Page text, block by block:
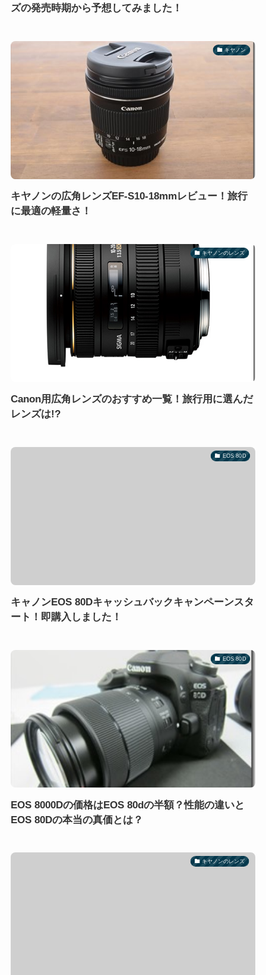
ズの発売時期から予想してみました！
キヤノン
キヤノンの広角レンズEF-S10-18mmレビュー！旅行
に最適の軽量さ！
キヤノンのレンズ
Canon用広角レンズのおすすめ一覧！旅行用に選んだ
レンズは!?
EOS 80D
キャノンEOS 80Dキャッシュバックキャンペーンスタ
ート！即購入しました！
EOS 80D
EOS 8000Dの価格はEOS 80dの半額？性能の違いと
EOS 80Dの本当の真価とは？
キヤノンのレンズ